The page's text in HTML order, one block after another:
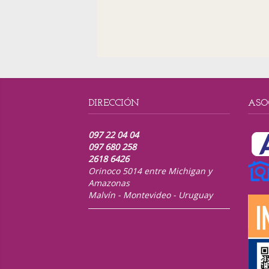
DIRECCIÓN
097 22 04 04
097 680 258
2618 6426
Orinoco 5014 entre Michigan y
Amazonas
Malvín - Montevideo - Uruguay